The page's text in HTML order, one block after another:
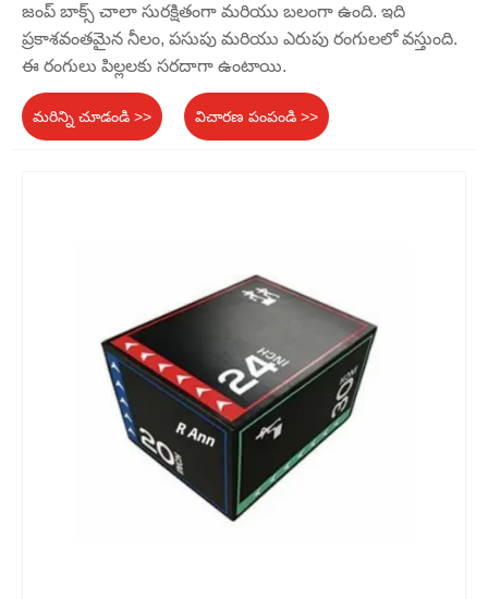
జంప్ బాక్స్ చాలా సురక్షితంగా మరియు బలంగా ఉంది. ఇది
ప్రకాశవంతమైన నీలం, పసుపు మరియు ఎరుపు రంగులలో వస్తుంది.
ఈ రంగులు పిల్లలకు సరదాగా ఉంటాయి.
మరిన్ని చూడండి >> విచారణ పంపండి >>